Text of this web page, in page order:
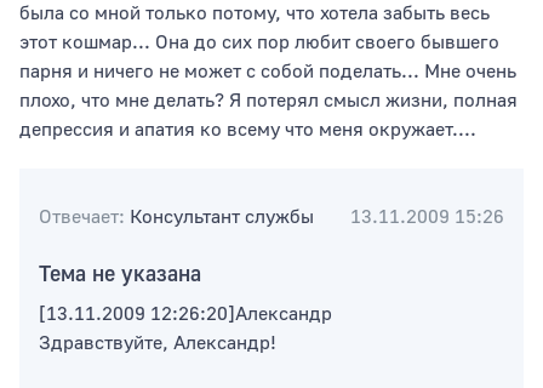
Тип раздела
Сортировать по
была со мной только потому, что хотела забыть весь
этот кошмар... Она до сих пор любит своего бывшего
парня и ничего не может с собой поделать... Мне очень
плохо, что мне делать? Я потерял смысл жизни, полная
депрессия и апатия ко всему что меня окружает....
Отвечает: Консультант службы 13.11.2009 15:26
Тема не указана
[13.11.2009 12:26:20]Александр
Здравствуйте, Александр!